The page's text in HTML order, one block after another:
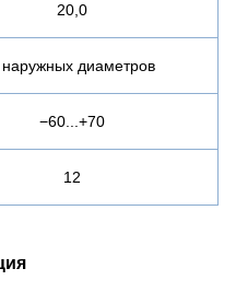
20,0
диаметров
−60...+70
12